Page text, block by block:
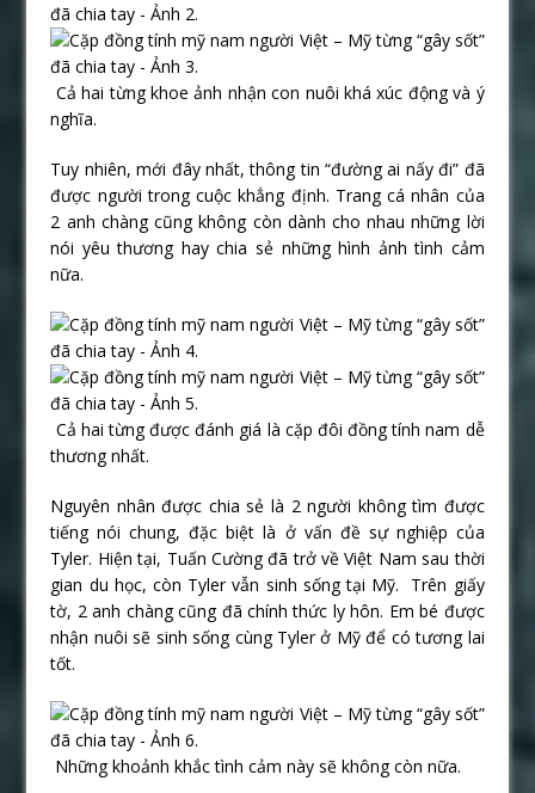
Cả hai từng khoe ảnh nhận con nuôi khá xúc động và ý
nghĩa.
Tuy nhiên, mới đây nhất, thông tin “đường ai nấy đi” đã
được người trong cuộc khẳng định. Trang cá nhân của
2 anh chàng cũng không còn dành cho nhau những lời
nói yêu thương hay chia sẻ những hình ảnh tình cảm
nữa.
Cả hai từng được đánh giá là cặp đôi đồng tính nam dễ
thương nhất.
Nguyên nhân được chia sẻ là 2 người không tìm được
tiếng nói chung, đặc biệt là ở vấn đề sự nghiệp của
Tyler. Hiện tại, Tuấn Cường đã trở về Việt Nam sau thời
gian du học, còn Tyler vẫn sinh sống tại Mỹ. Trên giấy
tờ, 2 anh chàng cũng đã chính thức ly hôn. Em bé được
nhận nuôi sẽ sinh sống cùng Tyler ở Mỹ để có tương lai
tốt.
Những khoảnh khắc tình cảm này sẽ không còn nữa.